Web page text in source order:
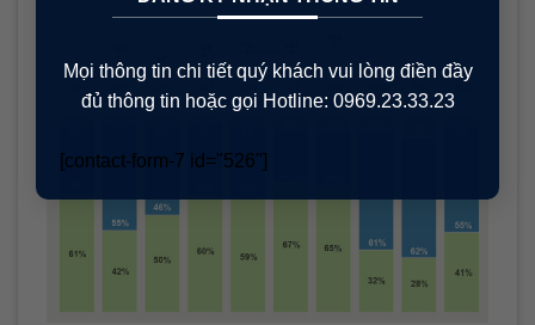
Mọi thông tin chi tiết quý khách vui lòng điền đầy
đủ thông tin hoặc gọi Hotline: 0969.23.33.23
[contact-form-7 id="526"]